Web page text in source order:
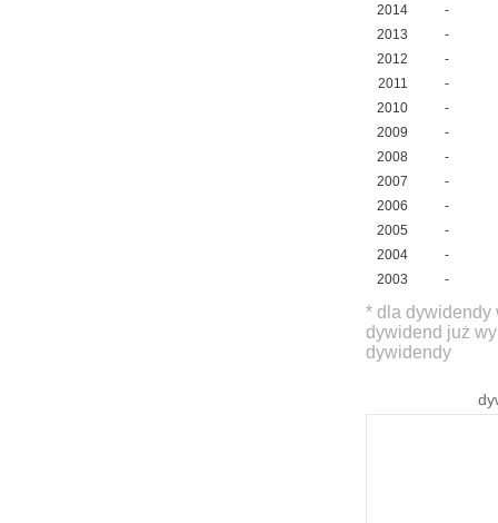
2014
-
2013
-
2012
-
2011
-
2010
-
2009
-
2008
-
2007
-
2006
-
2005
-
2004
-
2003
-
* dla dywidendy
dywidend już
dywidendy